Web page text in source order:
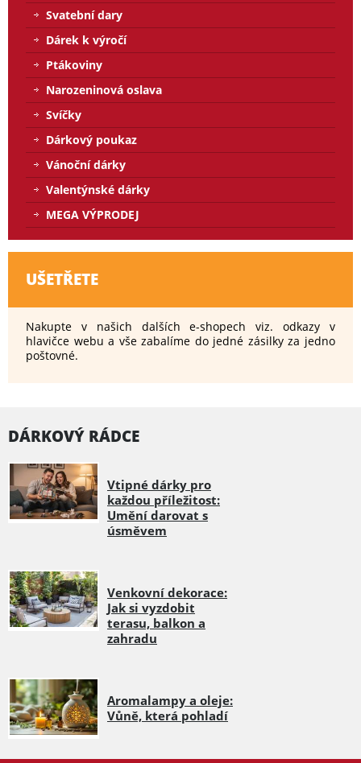
Svatební dary
Dárek k výročí
Ptákoviny
Narozeninová oslava
Svíčky
Dárkový poukaz
Vánoční dárky
Valentýnské dárky
MEGA VÝPRODEJ
UŠETŘETE
Nakupte v našich dalších e-shopech viz. odkazy v
hlavičce webu a vše zabalíme do jedné zásilky za jedno
poštovné.
DÁRKOVÝ RÁDCE
Vtipné dárky pro
každou příležitost:
Umění darovat s
úsměvem
Venkovní dekorace:
Jak si vyzdobit
terasu, balkon a
zahradu
Aromalampy a oleje:
Vůně, která pohladí